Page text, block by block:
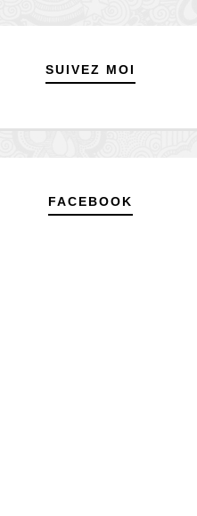
SUIVEZ MOI
FACEBOOK